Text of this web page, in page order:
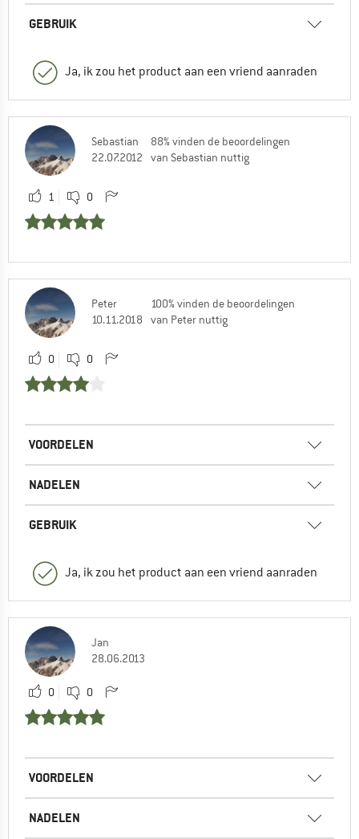
GEBRUIK
Ja, ik zou het product aan een vriend aanraden
Sebastian
22.07.2012
88% vinden de beoordelingen
van Sebastian nuttig
1 0
Peter
10.11.2018
100% vinden de beoordelingen
van Peter nuttig
0 0
VOORDELEN
NADELEN
GEBRUIK
Ja, ik zou het product aan een vriend aanraden
Jan
28.06.2013
0 0
VOORDELEN
NADELEN